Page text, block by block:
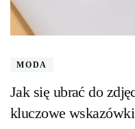
MODA
Jak się ubrać do
kluczowe